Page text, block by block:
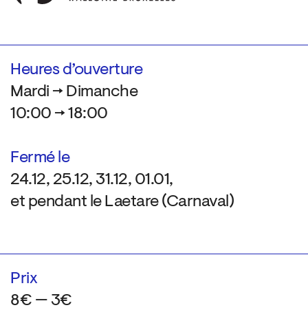
Heures d’ouverture
Mardi → Dimanche
10:00 → 18:00
Fermé le
24.12, 25.12, 31.12, 01.01,
et pendant le Laetare (Carnaval)
Prix
8€ — 3€